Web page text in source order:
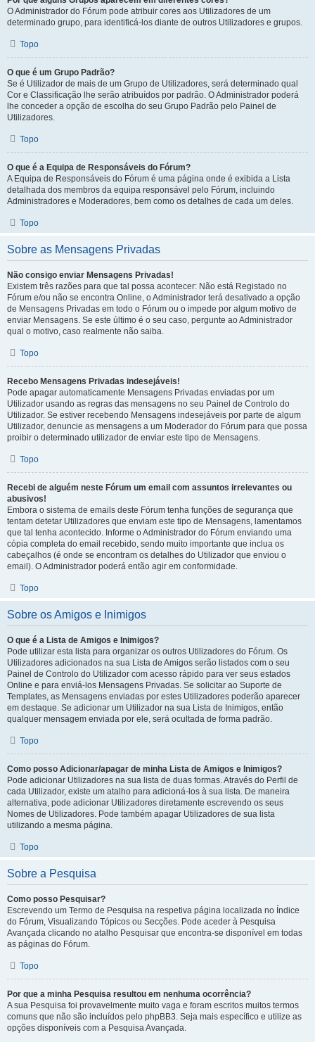
O Administrador do Fórum pode atribuir cores aos Utilizadores de um
determinado grupo, para identificá-los diante de outros Utilizadores e grupos.
Topo
O que é um Grupo Padrão?
Se é Utilizador de mais de um Grupo de Utilizadores, será determinado qual
Cor e Classificação lhe serão atribuídos por padrão. O Administrador poderá
lhe conceder a opção de escolha do seu Grupo Padrão pelo Painel de
Utilizadores.
Topo
O que é a Equipa de Responsáveis do Fórum?
A Equipa de Responsáveis do Fórum é uma página onde é exibida a Lista
detalhada dos membros da equipa responsável pelo Fórum, incluindo
Administradores e Moderadores, bem como os detalhes de cada um deles.
Topo
Sobre as Mensagens Privadas
Não consigo enviar Mensagens Privadas!
Existem três razões para que tal possa acontecer: Não está Registado no
Fórum e/ou não se encontra Online, o Administrador terá desativado a opção
de Mensagens Privadas em todo o Fórum ou o impede por algum motivo de
enviar Mensagens. Se este último é o seu caso, pergunte ao Administrador
qual o motivo, caso realmente não saiba.
Topo
Recebo Mensagens Privadas indesejáveis!
Pode apagar automaticamente Mensagens Privadas enviadas por um
Utilizador usando as regras das mensagens no seu Painel de Controlo do
Utilizador. Se estiver recebendo Mensagens indesejáveis por parte de algum
Utilizador, denuncie as mensagens a um Moderador do Fórum para que possa
proibir o determinado utilizador de enviar este tipo de Mensagens.
Topo
Recebi de alguém neste Fórum um email com assuntos irrelevantes ou
abusivos!
Embora o sistema de emails deste Fórum tenha funções de segurança que
tentam detetar Utilizadores que enviam este tipo de Mensagens, lamentamos
que tal tenha acontecido. Informe o Administrador do Fórum enviando uma
cópia completa do email recebido, sendo muito importante que inclua os
cabeçalhos (é onde se encontram os detalhes do Utilizador que enviou o
email). O Administrador poderá então agir em conformidade.
Topo
Sobre os Amigos e Inimigos
O que é a Lista de Amigos e Inimigos?
Pode utilizar esta lista para organizar os outros Utilizadores do Fórum. Os
Utilizadores adicionados na sua Lista de Amigos serão listados com o seu
Painel de Controlo do Utilizador com acesso rápido para ver seus estados
Online e para enviá-los Mensagens Privadas. Se solicitar ao Suporte de
Templates, as Mensagens enviadas por estes Utilizadores poderão aparecer
em destaque. Se adicionar um Utilizador na sua Lista de Inimigos, então
qualquer mensagem enviada por ele, será ocultada de forma padrão.
Topo
Como posso Adicionar/apagar de minha Lista de Amigos e Inimigos?
Pode adicionar Utilizadores na sua lista de duas formas. Através do Perfil de
cada Utilizador, existe um atalho para adicioná-los à sua lista. De maneira
alternativa, pode adicionar Utilizadores diretamente escrevendo os seus
Nomes de Utilizadores. Pode também apagar Utilizadores de sua lista
utilizando a mesma página.
Topo
Sobre a Pesquisa
Como posso Pesquisar?
Escrevendo um Termo de Pesquisa na respetiva página localizada no Índice
do Fórum, Visualizando Tópicos ou Secções. Pode aceder à Pesquisa
Avançada clicando no atalho Pesquisar que encontra-se disponível em todas
as páginas do Fórum.
Topo
Por que a minha Pesquisa resultou em nenhuma ocorrência?
A sua Pesquisa foi provavelmente muito vaga e foram escritos muitos termos
comuns que não são incluídos pelo phpBB3. Seja mais específico e utilize as
opções disponíveis com a Pesquisa Avançada.